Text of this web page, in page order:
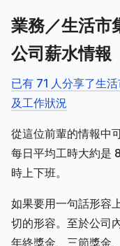
業務／生活市
公司薪水情報
已有 71 人分享了生
及工作狀況
從這位前輩的情報中
每日平均工時大約是
時上下班。
如果要用一句話形容
切的形容。至於公司
年終獎金、三節獎金